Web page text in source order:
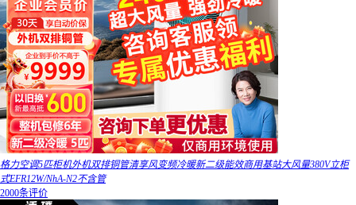
格力空调5匹柜机外机双排铜管清享风变频冷暖新二级能效商用基站大风量380V立柜
式EFR12W/NhA-N2不含管
2000条评价